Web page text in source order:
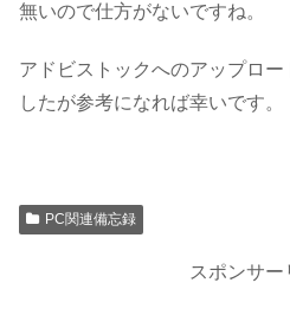
無いので仕方がないですね。
アドビストックへのアップロ
したが参考になれば幸いです。
PC関連備忘録
スポンサー